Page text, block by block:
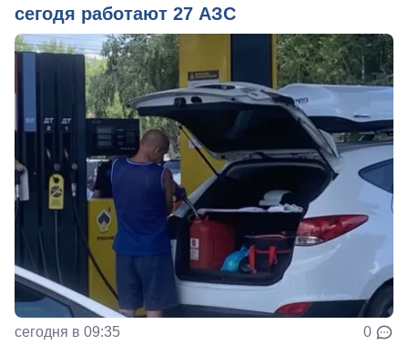
сегодя работают 27 АЗС
сегодня в 09:35 0